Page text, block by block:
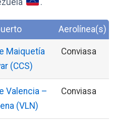
.
Aerolínea(s)
Maiquetía
(CCS)
Conviasa
Valencia –
(VLN)
Conviasa